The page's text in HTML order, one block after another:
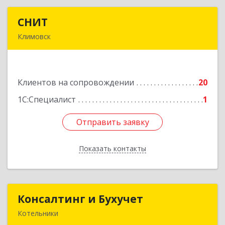
СНИТ
Климовск
Клиентов на сопровождении
20
1С:Специалист
1
Отправить заявку
Показать контакты
Подробнее
Отправить заявку
Назад
Консалтинг и Бухучет
Котельники
Консалтинг и Бухучет